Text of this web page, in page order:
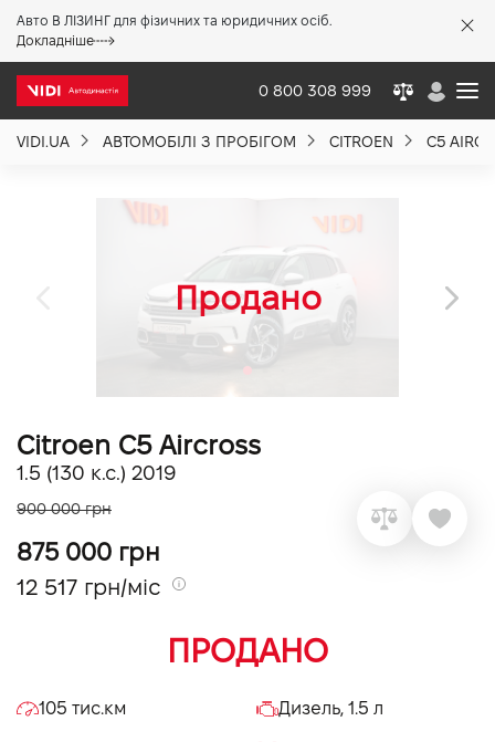
Авто В ЛІЗИНГ для фізичних та юридичних осіб.
Докладніше
0 800 308 999
VIDI.UA АВТОМОБІЛІ З ПРОБІГОМ CITROEN C5
Citroen C5 Aircross
1.5 (130 к.с.) 2019
900 000 грн
875 000 грн
12 517 грн/міс
ПРОДАНО
105 тис.км Дизель, 1.5 л
Акції %
Новини
Вакансії
VIDI Кар'єра
Контакти
Підпишись на наш канал та слідкуй за